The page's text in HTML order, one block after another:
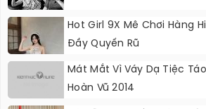
Hot Girl 9X Mê Chơi Hàng
Đầy Quyến Rũ
Mát Mắt Vì Váy Dạ Tiệc
Hoàn Vũ 2014